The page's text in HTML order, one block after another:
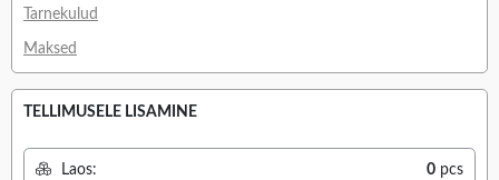
Tarnekulud
Maksed
TELLIMUSELE LISAMINE
Laos: 0 pcs